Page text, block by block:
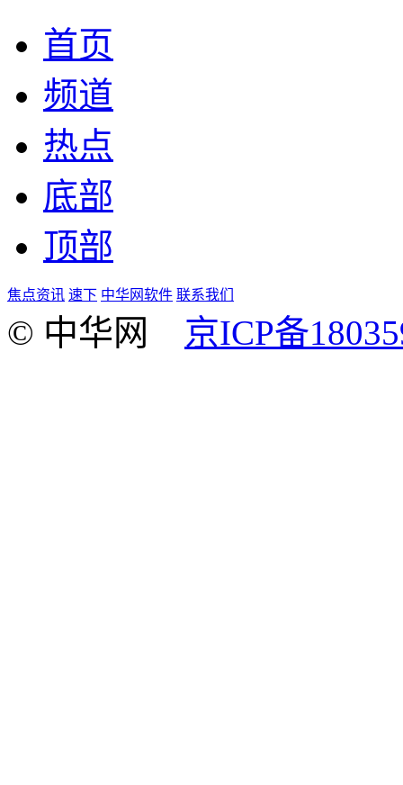
首页
频道
热点
底部
顶部
焦点资讯 速下 中华网软件 联系我们
© 中华网 京ICP备